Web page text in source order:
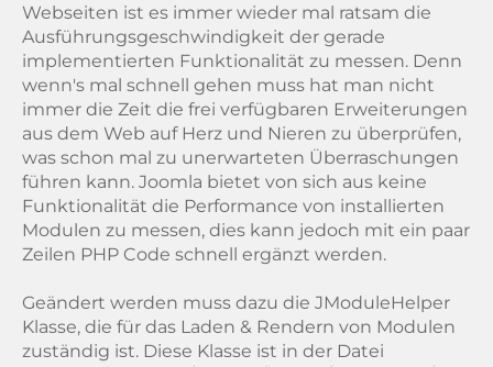
Webseiten ist es immer wieder mal ratsam die
Ausführungsgeschwindigkeit der gerade
implementierten Funktionalität zu messen. Denn
wenn's mal schnell gehen muss hat man nicht
immer die Zeit die frei verfügbaren Erweiterungen
aus dem Web auf Herz und Nieren zu überprüfen,
was schon mal zu unerwarteten Überraschungen
führen kann. Joomla bietet von sich aus keine
Funktionalität die Performance von installierten
Modulen zu messen, dies kann jedoch mit ein paar
Zeilen PHP Code schnell ergänzt werden.
Geändert werden muss dazu die JModuleHelper
Klasse, die für das Laden & Rendern von Modulen
zuständig ist. Diese Klasse ist in der Datei